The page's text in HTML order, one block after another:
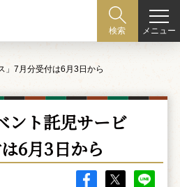
検索 メニュー
」7月分受付は6月3日から
ント託児サービ
6月3日から